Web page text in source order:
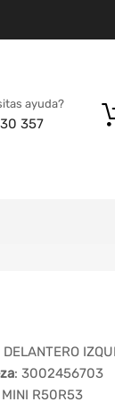
ayuda?
357
: 3002456703
MINI R50R53